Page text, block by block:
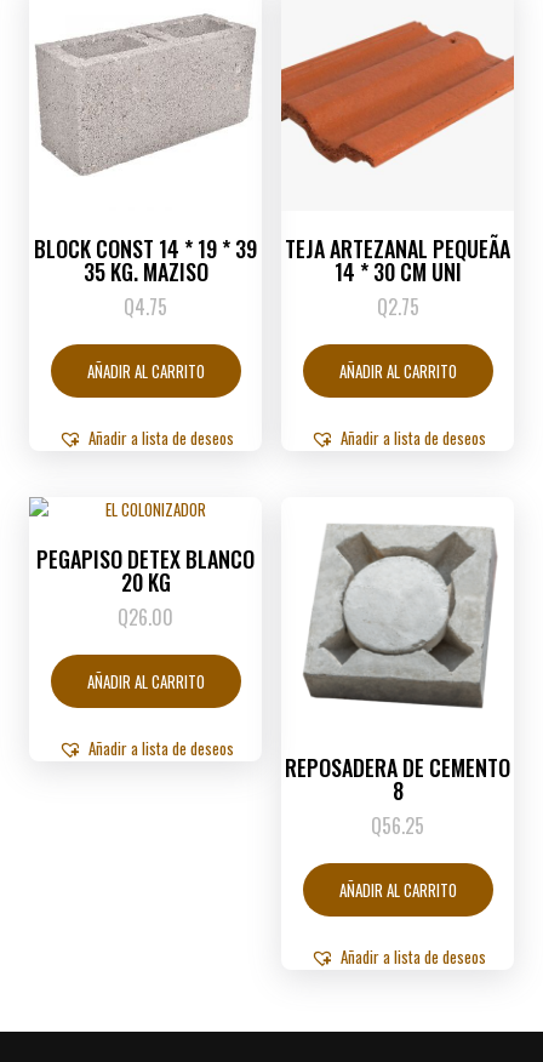
BLOCK CONST 14 * 19 * 39
35 KG. MAZISO
Q4.75
AÑADIR AL CARRITO
Añadir a lista de deseos
TEJA ARTEZANAL PEQUEÃA
14 * 30 CM UNI
Q2.75
AÑADIR AL CARRITO
Añadir a lista de deseos
PEGAPISO DETEX BLANCO
20 KG
Q26.00
AÑADIR AL CARRITO
Añadir a lista de deseos
REPOSADERA DE CEMENTO
8
Q56.25
AÑADIR AL CARRITO
Añadir a lista de deseos